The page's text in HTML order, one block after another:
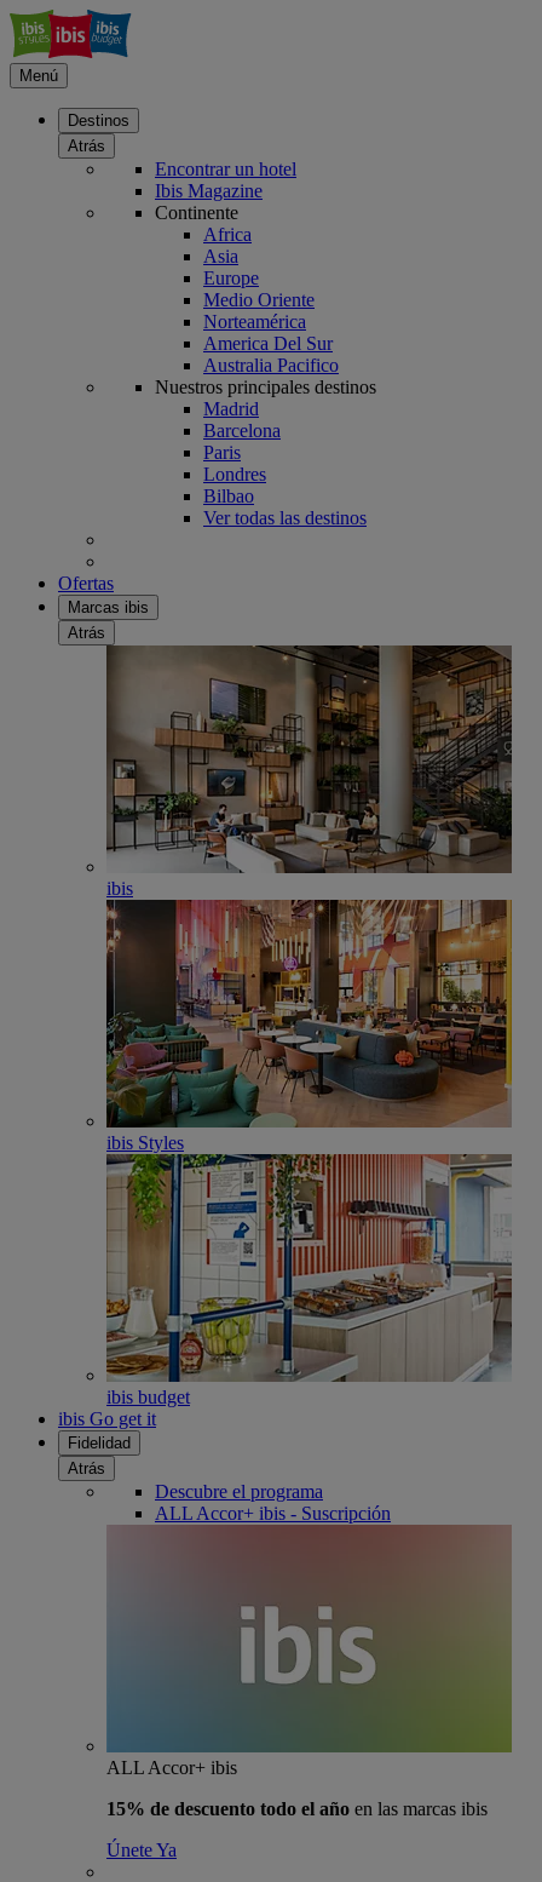
Menú
Destinos
Atrás
Encontrar un hotel
Ibis Magazine
Continente
Africa
Asia
Europe
Medio Oriente
Norteamérica
America Del Sur
Australia Pacifico
Nuestros principales destinos
Madrid
Barcelona
Paris
Londres
Bilbao
Ver todas las destinos
Ofertas
Marcas ibis
Atrás
ibis
ibis Styles
ibis budget
ibis Go get it
Fidelidad
Atrás
Descubre el programa
ALL Accor+ ibis - Suscripción
ALL Accor+ ibis
15% de descuento todo el año en las marcas ibis
Únete Ya